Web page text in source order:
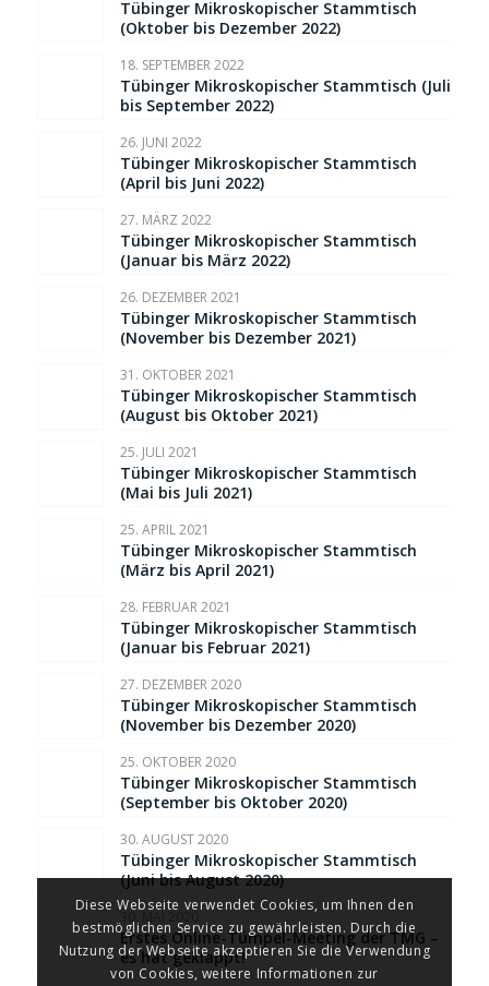
Tübinger Mikroskopischer Stammtisch
(Oktober bis Dezember 2022)
18. SEPTEMBER 2022
Tübinger Mikroskopischer Stammtisch (Juli
bis September 2022)
26. JUNI 2022
Tübinger Mikroskopischer Stammtisch
(April bis Juni 2022)
27. MÄRZ 2022
Tübinger Mikroskopischer Stammtisch
(Januar bis März 2022)
26. DEZEMBER 2021
Tübinger Mikroskopischer Stammtisch
(November bis Dezember 2021)
31. OKTOBER 2021
Tübinger Mikroskopischer Stammtisch
(August bis Oktober 2021)
25. JULI 2021
Tübinger Mikroskopischer Stammtisch
(Mai bis Juli 2021)
25. APRIL 2021
Tübinger Mikroskopischer Stammtisch
(März bis April 2021)
28. FEBRUAR 2021
Tübinger Mikroskopischer Stammtisch
(Januar bis Februar 2021)
27. DEZEMBER 2020
Tübinger Mikroskopischer Stammtisch
(November bis Dezember 2020)
25. OKTOBER 2020
Tübinger Mikroskopischer Stammtisch
(September bis Oktober 2020)
30. AUGUST 2020
Tübinger Mikroskopischer Stammtisch
(Juni bis August 2020)
Erstes Online-Tümpel-Meeting der TMG –
es hat geklappt!
Diese Webseite verwendet Cookies, um Ihnen den
bestmöglichen Service zu gewährleisten. Durch die
Nutzung der Webseite akzeptieren Sie die Verwendung
von Cookies, weitere Informationen zur